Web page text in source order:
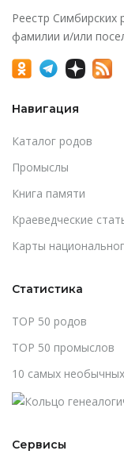
Реестр Симбирских
фамилии и/или
Навигация
Каталог родов
Промыслы
Книга памяти
Краеведческие
Карты
Статистика
TOP 50 родов
TOP 50 промыслов
10 самых
Сервисы